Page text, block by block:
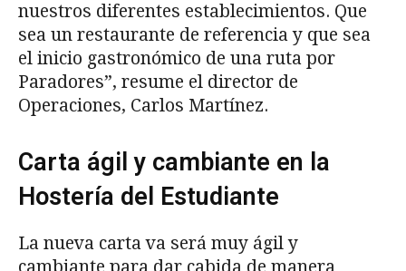
nuestros diferentes establecimientos. Que
sea un restaurante de referencia y que sea
el inicio gastronómico de una ruta por
Paradores”, resume el director de
Operaciones, Carlos Martínez.
Carta ágil y cambiante en la
Hostería del Estudiante
La nueva carta va será muy ágil y